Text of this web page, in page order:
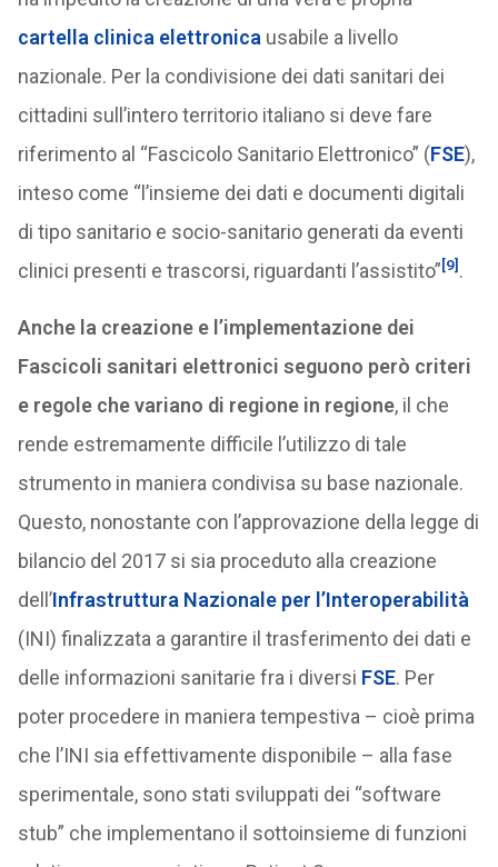
cartella clinica elettronica usabile a livello
nazionale. Per la condivisione dei dati sanitari dei
cittadini sull’intero territorio italiano si deve fare
riferimento al “Fascicolo Sanitario Elettronico” (FSE),
inteso come “l’insieme dei dati e documenti digitali
di tipo sanitario e socio-sanitario generati da eventi
clinici presenti e trascorsi, riguardanti l’assistito”[9] .
Anche la creazione e l’implementazione dei
Fascicoli sanitari elettronici seguono però criteri
e regole che variano di regione in regione, il che
rende estremamente difficile l’utilizzo di tale
strumento in maniera condivisa su base nazionale.
Questo, nonostante con l’approvazione della legge di
bilancio del 2017 si sia proceduto alla creazione
dell’Infrastruttura Nazionale per l’Interoperabilità
(INI) finalizzata a garantire il trasferimento dei dati e
delle informazioni sanitarie fra i diversi FSE. Per
poter procedere in maniera tempestiva – cioè prima
che l’INI sia effettivamente disponibile – alla fase
sperimentale, sono stati sviluppati dei “software
stub” che implementano il sottoinsieme di funzioni